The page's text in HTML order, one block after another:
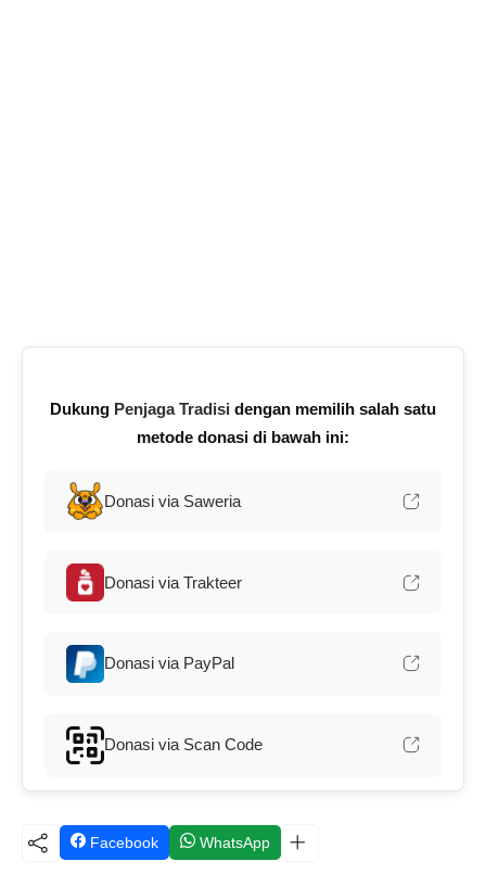
Dukung Penjaga Tradisi dengan memilih salah satu
metode donasi di bawah ini:
Donasi via Saweria
Donasi via Trakteer
Donasi via PayPal
Donasi via Scan Code
Facebook WhatsApp